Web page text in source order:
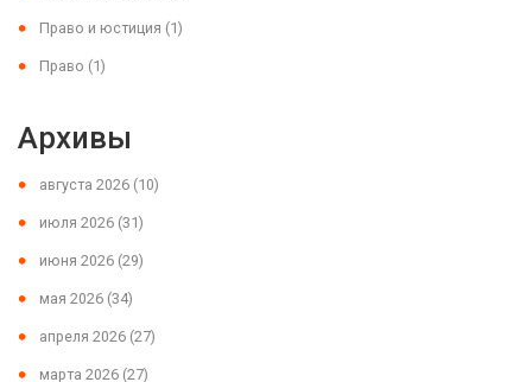
Право и юстиция (1)
Право (1)
Архивы
августа 2026 (10)
июля 2026 (31)
июня 2026 (29)
мая 2026 (34)
апреля 2026 (27)
марта 2026 (27)